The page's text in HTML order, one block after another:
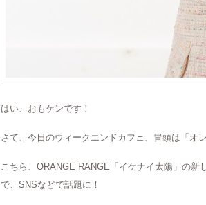
はい、おもケンです！
さて、今日のウィークエンドカフェ、冒頭は「オ
こちら、ORANGE RANGE「イケナイ太陽」の
で、SNSなどで話題に！